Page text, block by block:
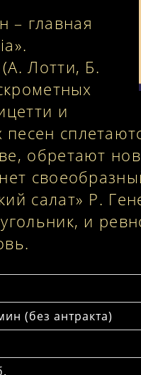
– главная
Лотти, Б.
и
обретают
салат» Р.
и
(без антракта)